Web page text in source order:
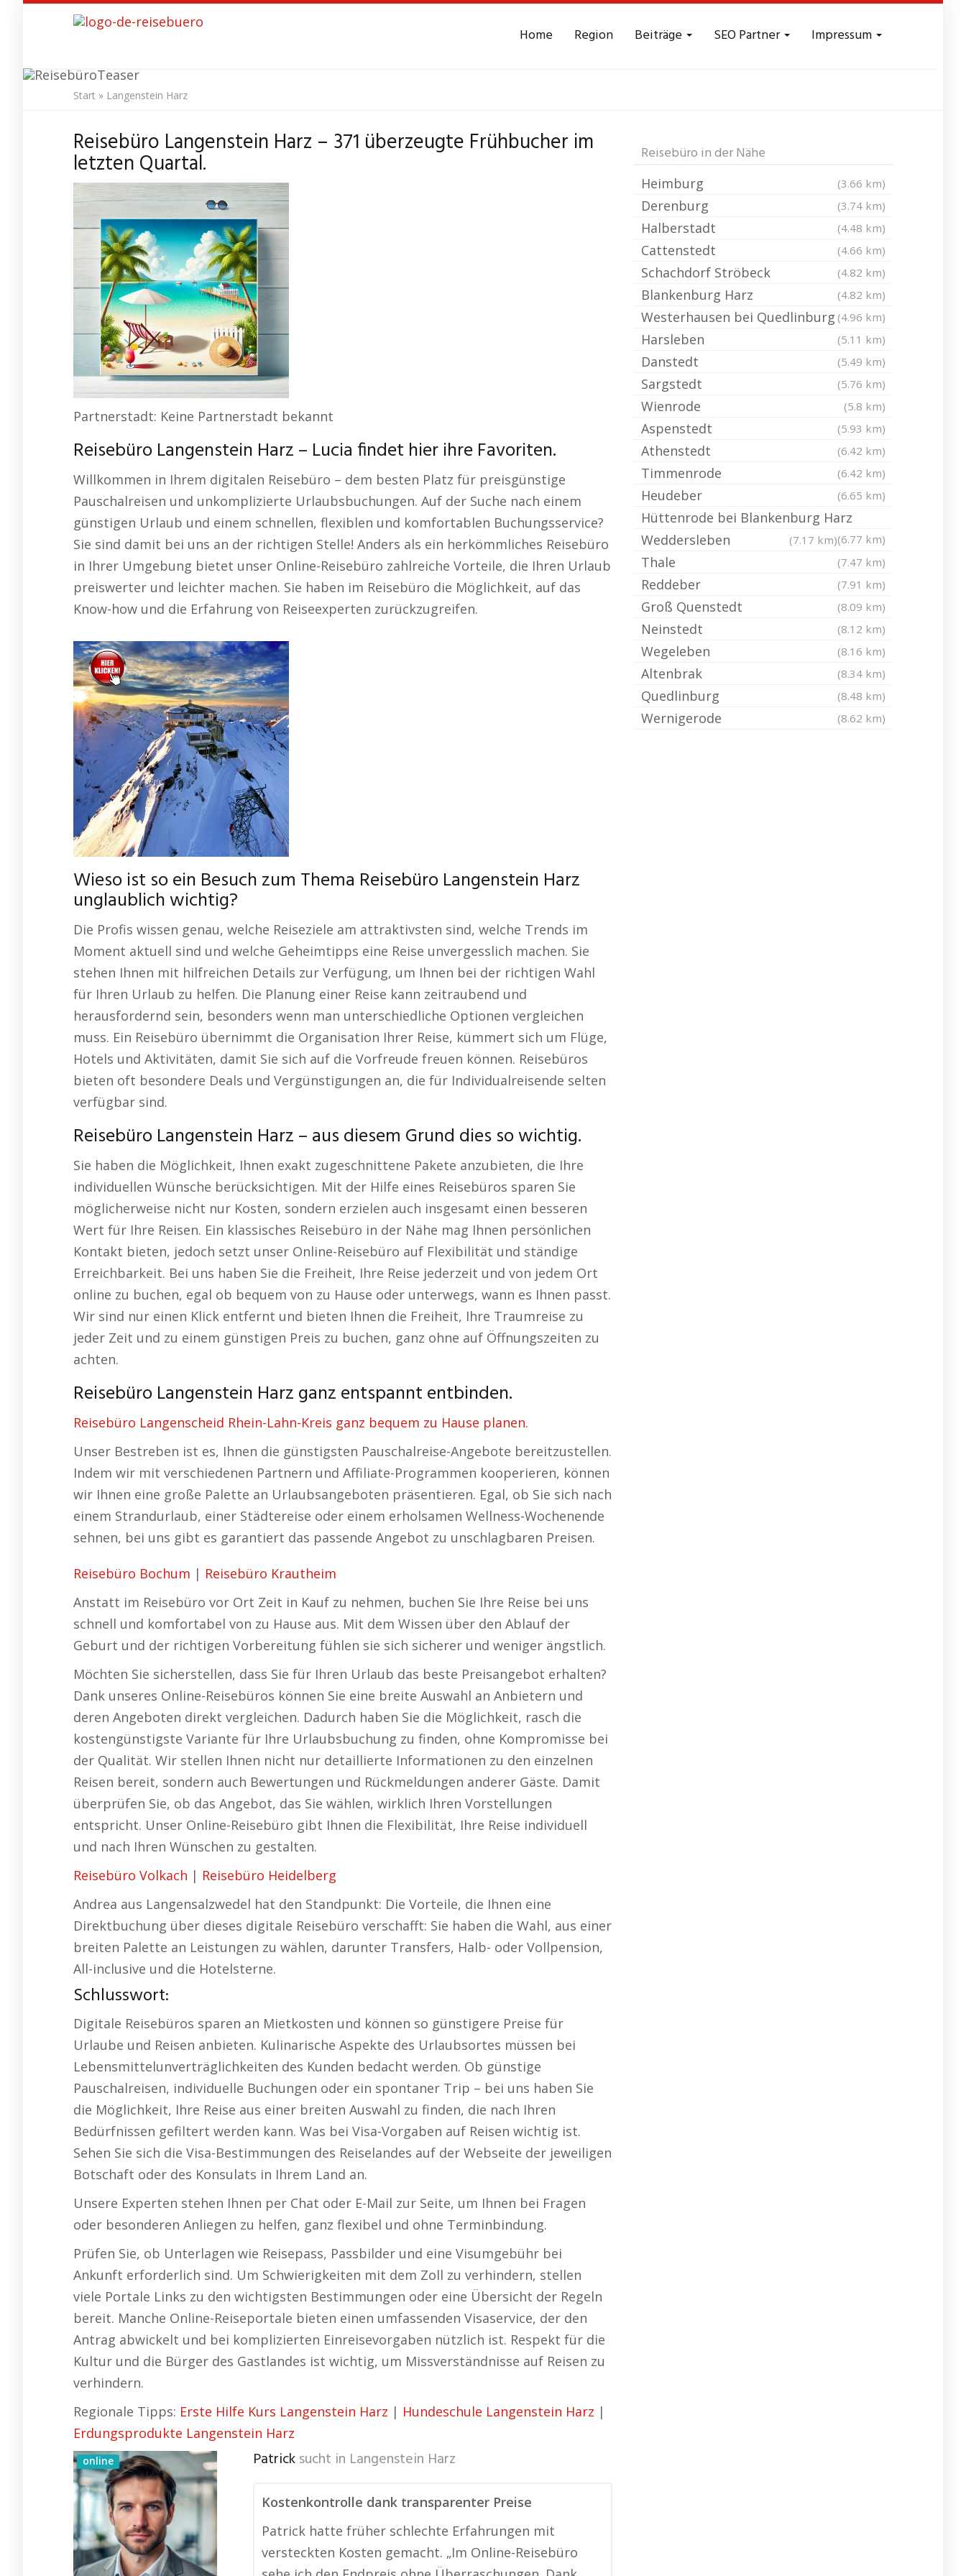
content
Home Region Beiträge SEO Partner Impressum
Reisebüro Langenstein Harz
Start » Langenstein Harz
Reisebüro Langenstein Harz – 371 überzeugte Frühbucher im
letzten Quartal.
Partnerstadt: Keine Partnerstadt bekannt
Reisebüro Langenstein Harz – Lucia findet hier ihre Favoriten.
Willkommen in Ihrem digitalen Reisebüro – dem besten Platz für preisgünstige
Pauschalreisen und unkomplizierte Urlaubsbuchungen. Auf der Suche nach einem
günstigen Urlaub und einem schnellen, flexiblen und komfortablen Buchungsservice?
Sie sind damit bei uns an der richtigen Stelle! Anders als ein herkömmliches Reisebüro
in Ihrer Umgebung bietet unser Online-Reisebüro zahlreiche Vorteile, die Ihren Urlaub
preiswerter und leichter machen. Sie haben im Reisebüro die Möglichkeit, auf das
Know-how und die Erfahrung von Reiseexperten zurückzugreifen.
Wieso ist so ein Besuch zum Thema Reisebüro Langenstein Harz
unglaublich wichtig?
Die Profis wissen genau, welche Reiseziele am attraktivsten sind, welche Trends im
Moment aktuell sind und welche Geheimtipps eine Reise unvergesslich machen. Sie
stehen Ihnen mit hilfreichen Details zur Verfügung, um Ihnen bei der richtigen Wahl
für Ihren Urlaub zu helfen. Die Planung einer Reise kann zeitraubend und
herausfordernd sein, besonders wenn man unterschiedliche Optionen vergleichen
muss. Ein Reisebüro übernimmt die Organisation Ihrer Reise, kümmert sich um Flüge,
Hotels und Aktivitäten, damit Sie sich auf die Vorfreude freuen können. Reisebüros
bieten oft besondere Deals und Vergünstigungen an, die für Individualreisende selten
verfügbar sind.
Reisebüro Langenstein Harz – aus diesem Grund dies so wichtig.
Sie haben die Möglichkeit, Ihnen exakt zugeschnittene Pakete anzubieten, die Ihre
individuellen Wünsche berücksichtigen. Mit der Hilfe eines Reisebüros sparen Sie
möglicherweise nicht nur Kosten, sondern erzielen auch insgesamt einen besseren
Wert für Ihre Reisen. Ein klassisches Reisebüro in der Nähe mag Ihnen persönlichen
Kontakt bieten, jedoch setzt unser Online-Reisebüro auf Flexibilität und ständige
Erreichbarkeit. Bei uns haben Sie die Freiheit, Ihre Reise jederzeit und von jedem Ort
online zu buchen, egal ob bequem von zu Hause oder unterwegs, wann es Ihnen passt.
Wir sind nur einen Klick entfernt und bieten Ihnen die Freiheit, Ihre Traumreise zu
jeder Zeit und zu einem günstigen Preis zu buchen, ganz ohne auf Öffnungszeiten zu
achten.
Reisebüro Langenstein Harz ganz entspannt entbinden.
Reisebüro Langenscheid Rhein-Lahn-Kreis ganz bequem zu Hause planen.
Unser Bestreben ist es, Ihnen die günstigsten Pauschalreise-Angebote bereitzustellen.
Indem wir mit verschiedenen Partnern und Affiliate-Programmen kooperieren, können
wir Ihnen eine große Palette an Urlaubsangeboten präsentieren. Egal, ob Sie sich nach
einem Strandurlaub, einer Städtereise oder einem erholsamen Wellness-Wochenende
sehnen, bei uns gibt es garantiert das passende Angebot zu unschlagbaren Preisen.
Reisebüro Bochum | Reisebüro Krautheim
Anstatt im Reisebüro vor Ort Zeit in Kauf zu nehmen, buchen Sie Ihre Reise bei uns
schnell und komfortabel von zu Hause aus. Mit dem Wissen über den Ablauf der
Geburt und der richtigen Vorbereitung fühlen sie sich sicherer und weniger ängstlich.
Möchten Sie sicherstellen, dass Sie für Ihren Urlaub das beste Preisangebot erhalten?
Dank unseres Online-Reisebüros können Sie eine breite Auswahl an Anbietern und
deren Angeboten direkt vergleichen. Dadurch haben Sie die Möglichkeit, rasch die
kostengünstigste Variante für Ihre Urlaubsbuchung zu finden, ohne Kompromisse bei
der Qualität. Wir stellen Ihnen nicht nur detaillierte Informationen zu den einzelnen
Reisen bereit, sondern auch Bewertungen und Rückmeldungen anderer Gäste. Damit
überprüfen Sie, ob das Angebot, das Sie wählen, wirklich Ihren Vorstellungen
entspricht. Unser Online-Reisebüro gibt Ihnen die Flexibilität, Ihre Reise individuell
und nach Ihren Wünschen zu gestalten.
Reisebüro Volkach | Reisebüro Heidelberg
Andrea aus Langensalzwedel hat den Standpunkt: Die Vorteile, die Ihnen eine
Direktbuchung über dieses digitale Reisebüro verschafft: Sie haben die Wahl, aus einer
breiten Palette an Leistungen zu wählen, darunter Transfers, Halb- oder Vollpension,
All-inclusive und die Hotelsterne.
Schlusswort:
Digitale Reisebüros sparen an Mietkosten und können so günstigere Preise für
Urlaube und Reisen anbieten. Kulinarische Aspekte des Urlaubsortes müssen bei
Lebensmittelunverträglichkeiten des Kunden bedacht werden. Ob günstige
Pauschalreisen, individuelle Buchungen oder ein spontaner Trip – bei uns haben Sie
die Möglichkeit, Ihre Reise aus einer breiten Auswahl zu finden, die nach Ihren
Bedürfnissen gefiltert werden kann. Was bei Visa-Vorgaben auf Reisen wichtig ist.
Sehen Sie sich die Visa-Bestimmungen des Reiselandes auf der Webseite der jeweiligen
Botschaft oder des Konsulats in Ihrem Land an.
Unsere Experten stehen Ihnen per Chat oder E-Mail zur Seite, um Ihnen bei Fragen
oder besonderen Anliegen zu helfen, ganz flexibel und ohne Terminbindung.
Prüfen Sie, ob Unterlagen wie Reisepass, Passbilder und eine Visumgebühr bei
Ankunft erforderlich sind. Um Schwierigkeiten mit dem Zoll zu verhindern, stellen
viele Portale Links zu den wichtigsten Bestimmungen oder eine Übersicht der Regeln
bereit. Manche Online-Reiseportale bieten einen umfassenden Visaservice, der den
Antrag abwickelt und bei komplizierten Einreisevorgaben nützlich ist. Respekt für die
Kultur und die Bürger des Gastlandes ist wichtig, um Missverständnisse auf Reisen zu
verhindern.
Regionale Tipps: Erste Hilfe Kurs Langenstein Harz | Hundeschule Langenstein Harz |
Erdungsprodukte Langenstein Harz
online Patricksucht in Langenstein Harz
Kostenkontrolle dank transparenter Preise
Patrick hatte früher schlechte Erfahrungen mit
versteckten Kosten gemacht. „Im Online-Reisebüro
Reisebüro in der Nähe
Heimburg (3.66 km)
Derenburg (3.74 km)
Halberstadt (4.48 km)
Cattenstedt (4.66 km)
Schachdorf Ströbeck (4.82 km)
Blankenburg Harz (4.82 km)
Westerhausen bei Quedlinburg (4.96 km)
Harsleben (5.11 km)
Danstedt (5.49 km)
Sargstedt (5.76 km)
Wienrode (5.8 km)
Aspenstedt (5.93 km)
Athenstedt (6.42 km)
Timmenrode (6.42 km)
Heudeber (6.65 km)
Hüttenrode bei Blankenburg Harz
(6.77 km)
Weddersleben (7.17 km)
Thale (7.47 km)
Reddeber (7.91 km)
Groß Quenstedt (8.09 km)
Neinstedt (8.12 km)
Wegeleben (8.16 km)
Altenbrak (8.34 km)
Quedlinburg (8.48 km)
Wernigerode (8.62 km)